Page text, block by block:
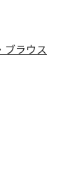
ブラウス